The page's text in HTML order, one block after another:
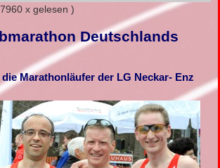
x gelesen )
Deutschlands
Marathonläufer der LG Neckar- Enz